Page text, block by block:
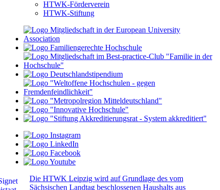
HTWK-Förderverein
HTWK-Stiftung
Die HTWK Leipzig wird auf Grundlage des vom
Sächsischen Landtag beschlossenen Haushalts aus